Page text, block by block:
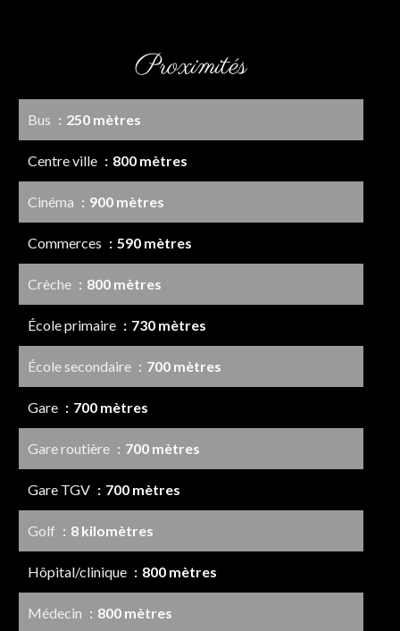
Proximités
Bus 250 mètres
Centre ville 800 mètres
Cinéma 900 mètres
Commerces 590 mètres
Crèche 800 mètres
École primaire 730 mètres
École secondaire 700 mètres
Gare 700 mètres
Gare routière 700 mètres
Gare TGV 700 mètres
Golf 8 kilomètres
Hôpital/clinique 800 mètres
Médecin 800 mètres